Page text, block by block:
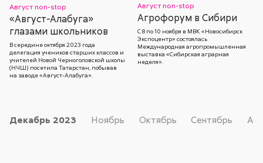
Август non-stop
«Август-Алабуга»
глазами школьников
В середине октября 2023 года
делегация учеников старших классов и
учителей Новой Черноголовской школы
(НЧШ) посетила Татарстан, побывав
на заводе «Август-Алабуга».
Август non-stop
Агрофорум в Сибири
С 8 по 10 ноября в МВК «Новосибирск
Экспоцентр» состоялась
Международная агропромышленная
выставка «Сибирская аграрная
неделя».
Декабрь 2023 Ноябрь Октябрь Сентябрь